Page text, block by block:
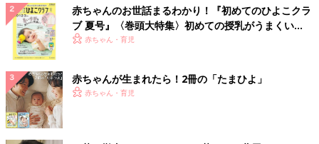
赤ちゃんのお世話まるわかり！『初めてのひよこクラ
ブ 夏号』〈巻頭大特集〉初めての授乳がうまくい
く！ おっぱい・ミルクの基本と夏のトラブル 解決テ
赤ちゃん・育児
赤ちゃんが生まれたら！2冊の「たまひよ」
赤ちゃん・育児